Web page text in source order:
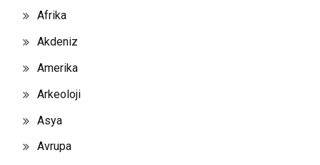
Afrika
Akdeniz
Amerika
Arkeoloji
Asya
Avrupa